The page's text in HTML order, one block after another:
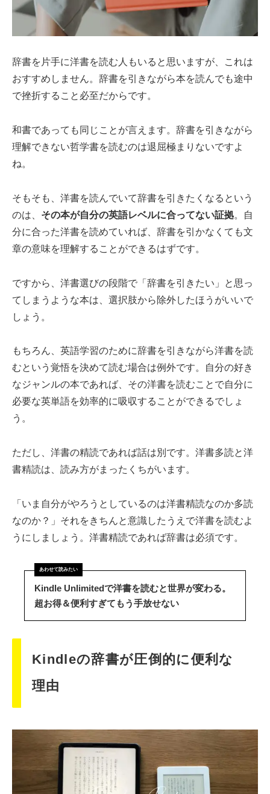
辞書を片手に洋書を読む人もいると思いますが、これは
おすすめしません。辞書を引きながら本を読んでも途中
で挫折すること必至だからです。
和書であっても同じことが言えます。辞書を引きながら
理解できない哲学書を読むのは退屈極まりないですよ
ね。
そもそも、洋書を読んでいて辞書を引きたくなるという
のは、 その本が自分の英語レベルに合ってない証拠。自
分に合った洋書を読めていれば、辞書を引かなくても文
章の意味を理解することができるはずです。
ですから、洋書選びの段階で「辞書を引きたい」と思っ
てしまうような本は、選択肢から除外したほうがいいで
しょう。
もちろん、英語学習のために辞書を引きながら洋書を読
むという覚悟を決めて読む場合は例外です。自分の好き
なジャンルの本であれば、その洋書を読むことで自分に
必要な英単語を効率的に吸収することができるでしょ
う。
ただし、洋書の精読であれば話は別です。洋書多読と洋
書精読は、読み方がまったくちがいます。
「いま自分がやろうとしているのは洋書精読なのか多読
なのか？」それをきちんと意識したうえで洋書を読むよ
うにしましょう。洋書精読であれば辞書は必須です。
Kindle Unlimitedで洋書を読むと世界が変わる。
超お得＆便利すぎてもう手放せない
Kindleの辞書が圧倒的に便利な
理由